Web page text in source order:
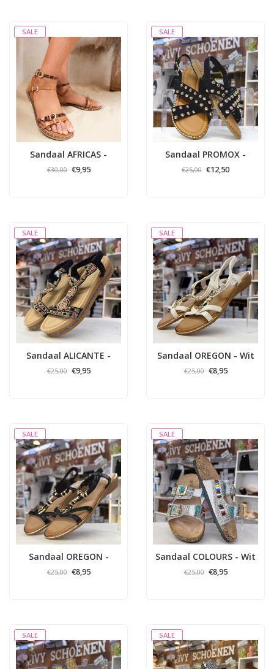
SALE
Sandaal AFRICAS -
Panter
€30,00 €9,95
SALE
Sandaal PROMOX -
Zwart
€25,00 €12,50
SALE
Sandaal ALICANTE -
Zwart
€25,00 €9,95
SALE
Sandaal OREGON - Wit
€25,00 €8,95
SALE
Sandaal OREGON -
Zwart
€25,00 €8,95
SALE
Sandaal COLOURS - Wit
€25,00 €8,95
SALE SALE